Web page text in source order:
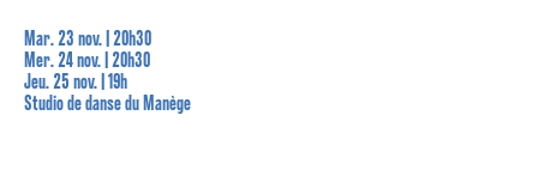
Mar. 23 nov. | 20h30
Mer. 24 nov. | 20h30
Jeu. 25 nov. | 19h
Studio de danse du Manège